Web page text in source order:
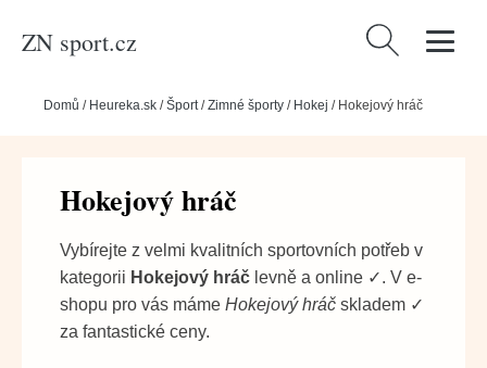
ZN sport.cz Vyhledávání
Domů / Heureka.sk /Šport/Zimné športy / Hokej / Hokejový hráč
Hokejový hráč
Vybírejte z velmi kvalitních sportovních potřeb v
kategorii Hokejový hráč levně a online ✓. V e-
shopu pro vás máme Hokejový hráč skladem ✓
za fantastické ceny.